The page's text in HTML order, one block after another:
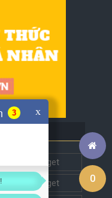
0
Get this widget
Get this widget
3 x